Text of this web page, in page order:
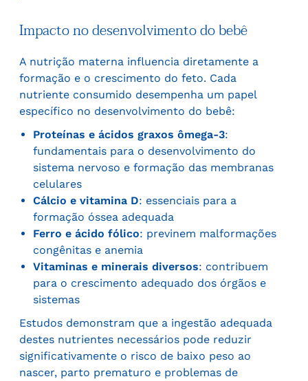
Impacto no desenvolvimento do bebê
A nutrição materna influencia diretamente a
formação e o crescimento do feto. Cada
nutriente consumido desempenha um papel
específico no desenvolvimento do bebê:
Proteínas e ácidos graxos ômega-3:
fundamentais para o desenvolvimento do
sistema nervoso e formação das membranas
celulares
Cálcio e vitamina D: essenciais para a
formação óssea adequada
Ferro e ácido fólico: previnem malformações
congênitas e anemia
Vitaminas e minerais diversos: contribuem
para o crescimento adequado dos órgãos e
sistemas
Estudos demonstram que a ingestão adequada
destes nutrientes necessários pode reduzir
significativamente o risco de baixo peso ao
nascer, parto prematuro e problemas de